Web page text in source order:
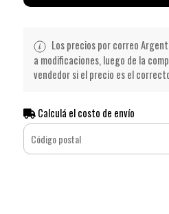
Los precios por correo
a modificaciones, luego de la
vendedor si el precio es el
Calculá el costo de envío